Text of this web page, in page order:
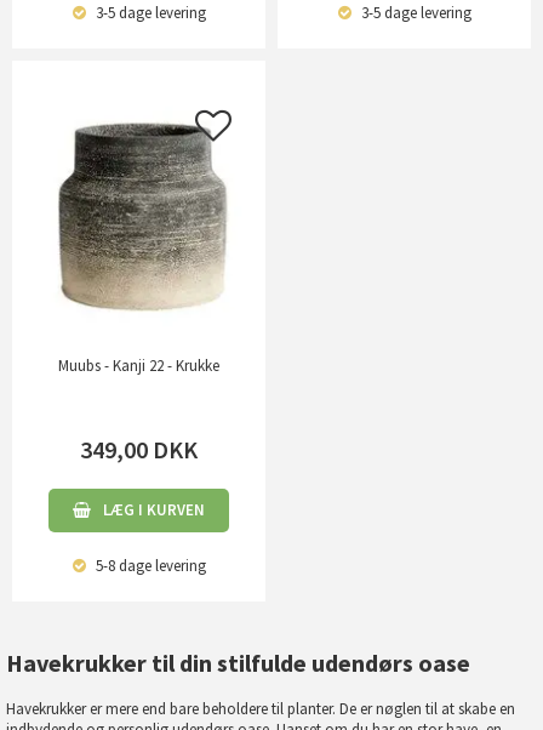
3-5 dagelevering 3-5 dagelevering
Muubs - Kanji 22 - Krukke
349,00 DKK
LÆG I KURVEN
5-8 dagelevering
Havekrukker til din stilfulde udendørs oase
Havekrukker er mere end bare beholdere til planter. De er nøglen til at skabe en